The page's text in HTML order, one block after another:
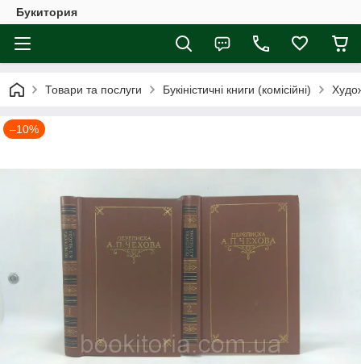
Букитория
Товари та послуги Букіністичні книги (комісійні)
–10%